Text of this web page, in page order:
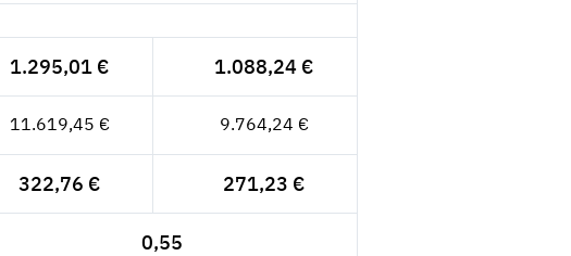
1.295,01 € 1.088,24 €
11.619,45 € 9.764,24 €
322,76 € 271,23 €
0,55